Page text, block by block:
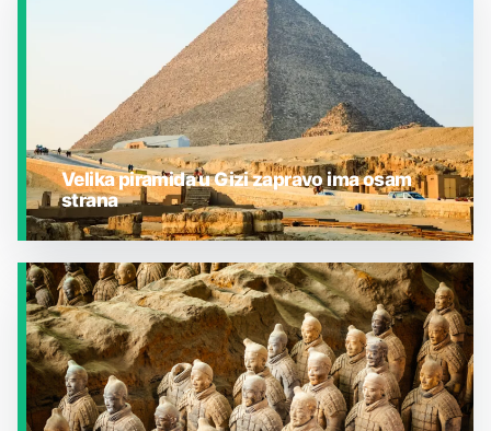
JESTE LI ZNALI?
Velika piramida u Gizi zapravo ima osam
strana